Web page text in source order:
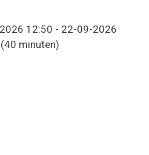
12:50 - 22-09-2026
40 minuten)